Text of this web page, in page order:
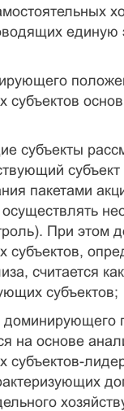
единую
субъектов
субъекты
пакетами
При этом
субъектов,
считается
субъектов;
доминирующего
на основе
субъектов-